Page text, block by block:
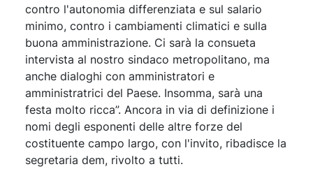
contro l'autonomia differenziata e sul salario
minimo, contro i cambiamenti climatici e sulla
buona amministrazione. Ci sarà la consueta
intervista al nostro sindaco metropolitano, ma
anche dialoghi con amministratori e
amministratrici del Paese. Insomma, sarà una
festa molto ricca”. Ancora in via di definizione i
nomi degli esponenti delle altre forze del
costituente campo largo, con l'invito, ribadisce la
segretaria dem, rivolto a tutti.